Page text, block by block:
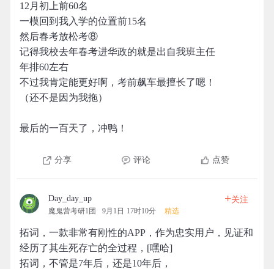
12月初上前60名
一模回到我入学的位置前15名
然后春考放松考⑧
记得我校去年春考进华政的就是出自我班主任
年排60左右
不过我肯定能更好啊，考前飙车最擅长了嗯！
（还不是因为我拖）
最后的一百天了，冲鸭！
分享 评论 点赞
Day_day_up
魔鬼营考研1团 9月1日 17时10分 精选
+关注
拓词，一款非常有刚性的APP，作为忠实用户，见证和
经历了其生死存亡的全过程，[嘿哈]
拓词，不管是7年后，还是10年后，